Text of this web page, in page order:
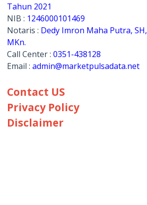
Tahun 2021
NIB : 1246000101469
Notaris : Dedy Imron Maha Putra, SH,
MKn.
Call Center : 0351-438128
Email : admin@marketpulsadata.net
Contact US
Privacy Policy
Disclaimer